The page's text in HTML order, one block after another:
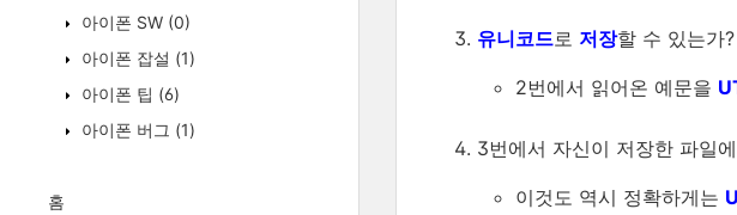
아이폰 SW (0)
아이폰 잡설 (1)
아이폰 팁 (6)
아이폰 버그 (1)
홈
유니코드로 저장할 수 있는가?
2번에서 읽어온 예문을
3번에서 자신이 저장한 파일
이것도 역시 정확하게는